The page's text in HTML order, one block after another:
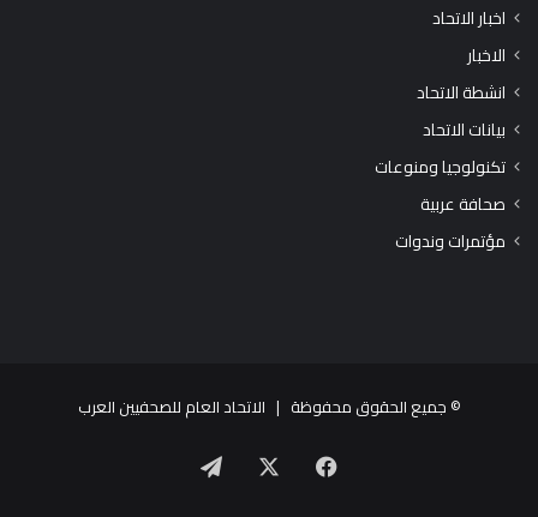
اخبار الاتحاد
الاخبار
انشطة الاتحاد
بيانات الاتحاد
تكنولوجيا ومنوعات
صحافة عربية
مؤتمرات وندوات
© جميع الحقوق محفوظة | الاتحاد العام للصحفيين العرب
فيسبوك تيلقرام